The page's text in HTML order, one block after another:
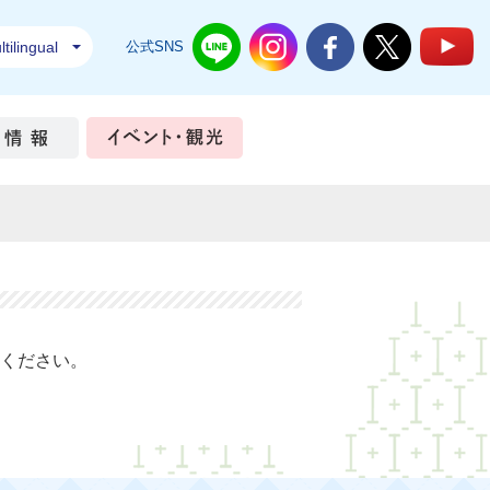
公式SNS 結城市公式LINE結城市公式Instagram
結城市公式Facebook
結城市公式
づくり 市政情報
ださい。